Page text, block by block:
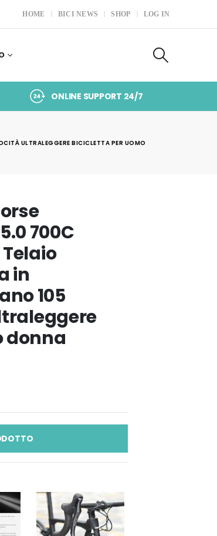
HOME BICI NEWS SHOP LOG IN
ONLINE SUPPORT 24/7
ULTRALEGGERE BICICLETTA PER UOMO
700C
in
105
donna